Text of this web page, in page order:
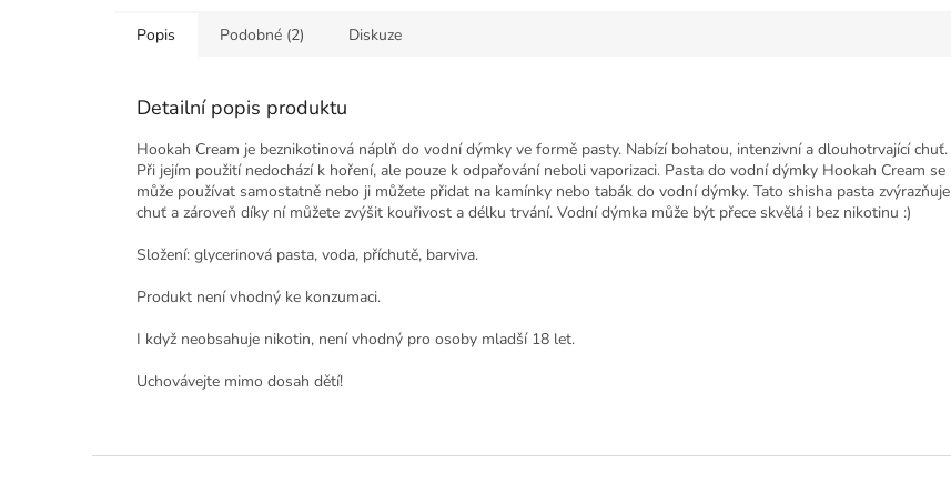
Popis Podobné (2) Diskuze
Detailní popis produktu
Hookah Cream je beznikotinová náplň do vodní dýmky ve formě pasty. Nabízí bohatou, intenzivní a dlouhotrvající chuť.
Při jejím použití nedochází k hoření, ale pouze k odpařování neboli vaporizaci. Pasta do vodní dýmky Hookah Cream se
může používat samostatně nebo ji můžete přidat na kamínky nebo tabák do vodní dýmky. Tato shisha pasta zvýrazňuje
chuť a zároveň díky ní můžete zvýšit kouřivost a délku trvání. Vodní dýmka může být přece skvělá i bez nikotinu :)
Složení: glycerinová pasta, voda, příchutě, barviva.
Produkt není vhodný ke konzumaci.
I když neobsahuje nikotin, není vhodný pro osoby mladší 18 let.
Uchovávejte mimo dosah dětí!